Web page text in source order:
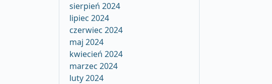
sierpień 2024
lipiec 2024
czerwiec 2024
maj 2024
kwiecień 2024
marzec 2024
luty 2024